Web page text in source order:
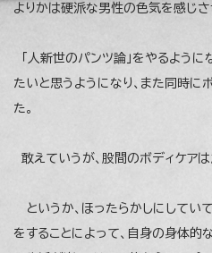
よりかは硬派な男性の色気を感じさ
「人新世のパンツ論」をやるよう
たいと思うようになり、また同時に
た。
敢えていうが、股間のボディケア
というか、ほったらかしにしてい
をすることによって、自身の身体的